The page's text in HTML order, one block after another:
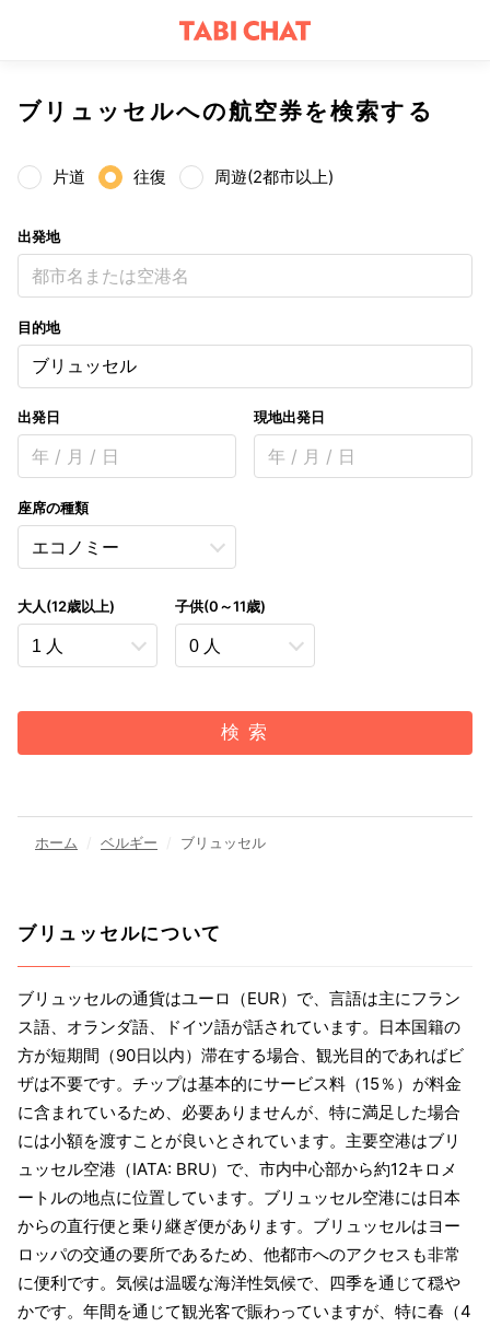
ブリュッセルへの航空券を検索する
片道 往復 周遊(2都市以上)
出発地
都市名または空港名
目的地
ブリュッセル
出発日
年 / 月 / 日
現地出発日
年 / 月 / 日
座席の種類
大人(12歳以上) 子供(0～11歳)
検 索
ホーム ベルギー ブリュッセル
ブリュッセルについて
ブリュッセルの通貨はユーロ（EUR）で、言語は主にフラン
ス語、オランダ語、ドイツ語が話されています。日本国籍の
方が短期間（90日以内）滞在する場合、観光目的であればビ
ザは不要です。チップは基本的にサービス料（15％）が料金
に含まれているため、必要ありませんが、特に満足した場合
には小額を渡すことが良いとされています。主要空港はブリ
ュッセル空港（IATA: BRU）で、市内中心部から約12キロメ
ートルの地点に位置しています。ブリュッセル空港には日本
からの直行便と乗り継ぎ便があります。ブリュッセルはヨー
ロッパの交通の要所であるため、他都市へのアクセスも非常
に便利です。気候は温暖な海洋性気候で、四季を通じて穏や
かです。年間を通じて観光客で賑わっていますが、特に春（4